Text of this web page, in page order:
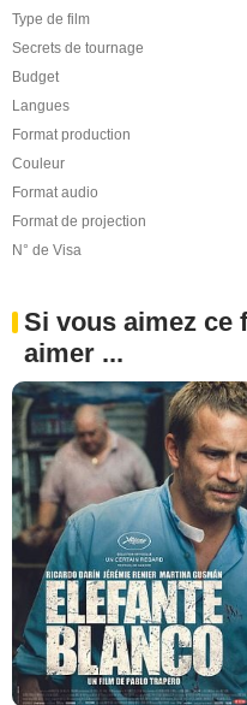
Type de film
Secrets de tournage
Budget
Langues
Format production
Couleur
Format audio
Format de projection
N° de Visa
Si vous aimez ce
aimer ...